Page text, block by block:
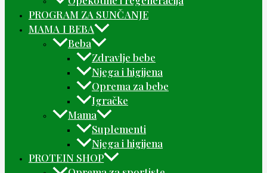
PROGRAM ZA SUNČANJE
MAMA I BEBA
Beba
Zdravlje bebe
Njega i higijena
Oprema za bebe
Igračke
Mama
Suplementi
Njega i higijena
PROTEIN SHOP